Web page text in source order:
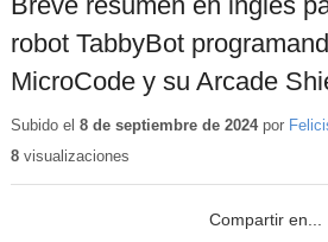
robot TabbyBot
MicroCode y su Arcade
Subido el 8 de septiembre de 2024por
8visualizaciones